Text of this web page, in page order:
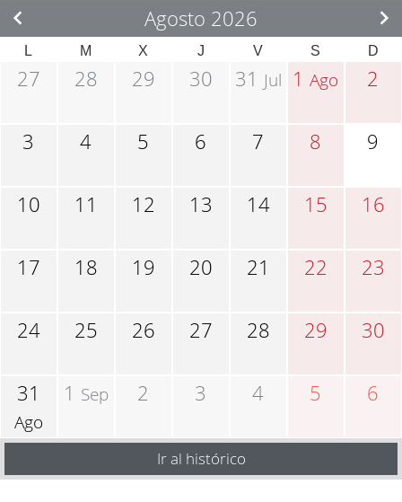
Agosto 2026
L M X J V S D
27 28 29 30 31 Jul 1Ago 2
3 4 5 6 7 8 9
10 11 12 13 14 15 16
17 18 19 20 21 22 23
24 25 26 27 28 29 30
31
Ago
1 Sep 2 3 4 5 6
Ir al histórico